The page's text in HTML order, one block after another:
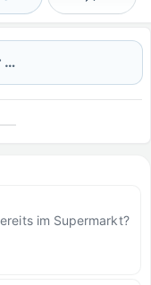
…
im Supermarkt?